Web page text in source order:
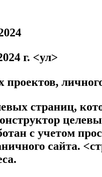
г. <ул>
проектов,
страниц,
с учетом
сайта.